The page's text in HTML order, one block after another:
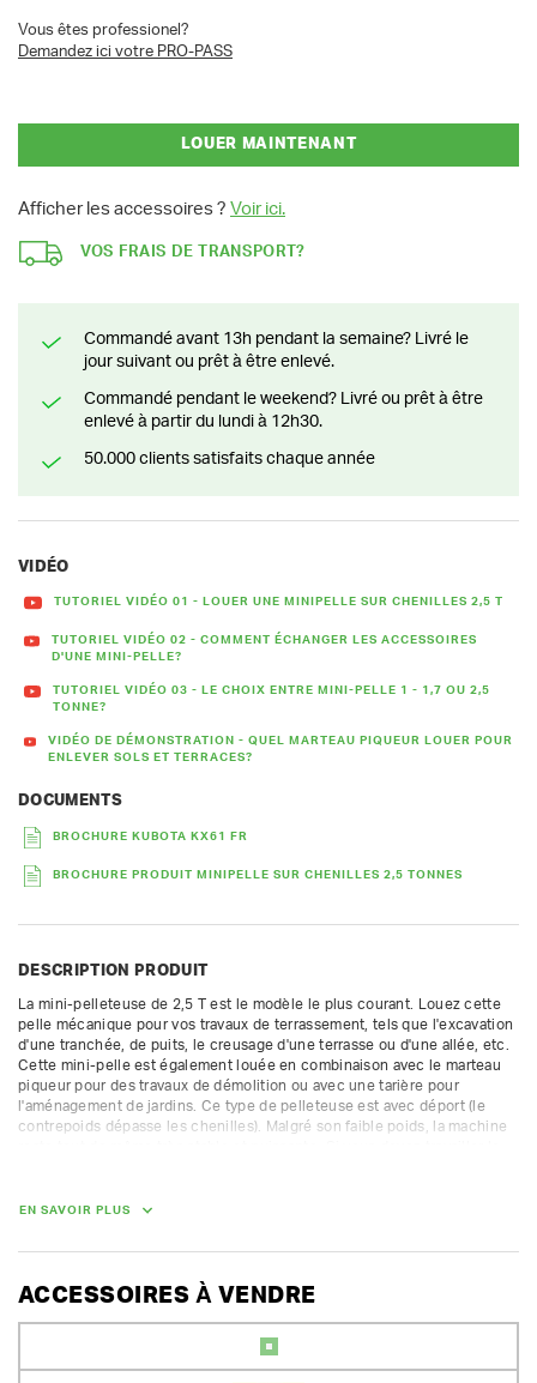
Vous êtes professionel?
Demandez ici votre PRO-PASS
LOUER MAINTENANT
Afficher les accessoires ? Voir ici.
VOS FRAIS DE TRANSPORT?
Commandé avant 13h pendant la semaine? Livré le
jour suivant ou prêt à être enlevé.
Commandé pendant le weekend? Livré ou prêt à être
enlevé à partir du lundi à 12h30.
50.000 clients satisfaits chaque année
VIDÉO
TUTORIEL VIDÉO 01 - LOUER UNE MINIPELLE SUR CHENILLES 2,5 T
TUTORIEL VIDÉO 02 - COMMENT ÉCHANGER LES ACCESSOIRES
D'UNE MINI-PELLE?
TUTORIEL VIDÉO 03 - LE CHOIX ENTRE MINI-PELLE 1 - 1,7 OU 2,5
TONNE?
VIDÉO DE DÉMONSTRATION - QUEL MARTEAU PIQUEUR LOUER POUR
ENLEVER SOLS ET TERRACES?
DOCUMENTS
BROCHURE KUBOTA KX61 FR
BROCHURE PRODUIT MINIPELLE SUR CHENILLES 2,5 TONNES
DESCRIPTION PRODUIT
La mini-pelleteuse de 2,5 T est le modèle le plus courant. Louez cette
pelle mécanique pour vos travaux de terrassement, tels que l'excavation
d'une tranchée, de puits, le creusage d'une terrasse ou d'une allée, etc.
Cette mini-pelle est également louée en combinaison avec le marteau
piqueur pour des travaux de démolition ou avec une tarière pour
l'aménagement de jardins. Ce type de pelleteuse est avec déport (le
contrepoids dépasse les chenilles). Malgré son faible poids, la machine
hauteur de déversement max 4,36 m
- Godet de curage : 120 cm
EN SAVOIR PLUS
ACCESSOIRES À VENDRE